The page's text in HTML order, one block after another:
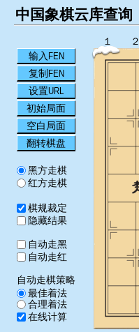
中国象棋云库查询
输入FEN
复制FEN
设置URL
初始局面
空白局面
翻转棋盘
黑方走棋
红方走棋
棋规裁定
隐藏结果
自动走黑
自动走红
自动走棋策略
最佳着法
合理着法
在线计算
１ ２